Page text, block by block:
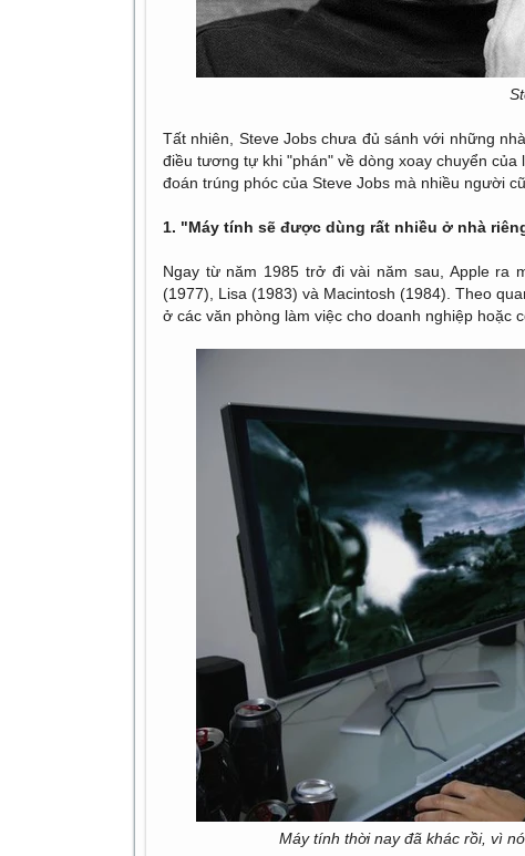
Tất nhiên, Steve Jobs chưa đủ sánh với những
điều tương tự khi "phán" về dòng xoay chuyển
đoán trúng phóc của Steve Jobs mà nhiều người
1. "Máy tính sẽ được dùng rất nhiều ở nhà
Ngay từ năm 1985 trở đi vài năm sau, Apple ra
(1977), Lisa (1983) và Macintosh (1984). Theo
ở các văn phòng làm việc cho doanh nghiệp hoặc
Máy tính thời nay đã khác rồi, vì